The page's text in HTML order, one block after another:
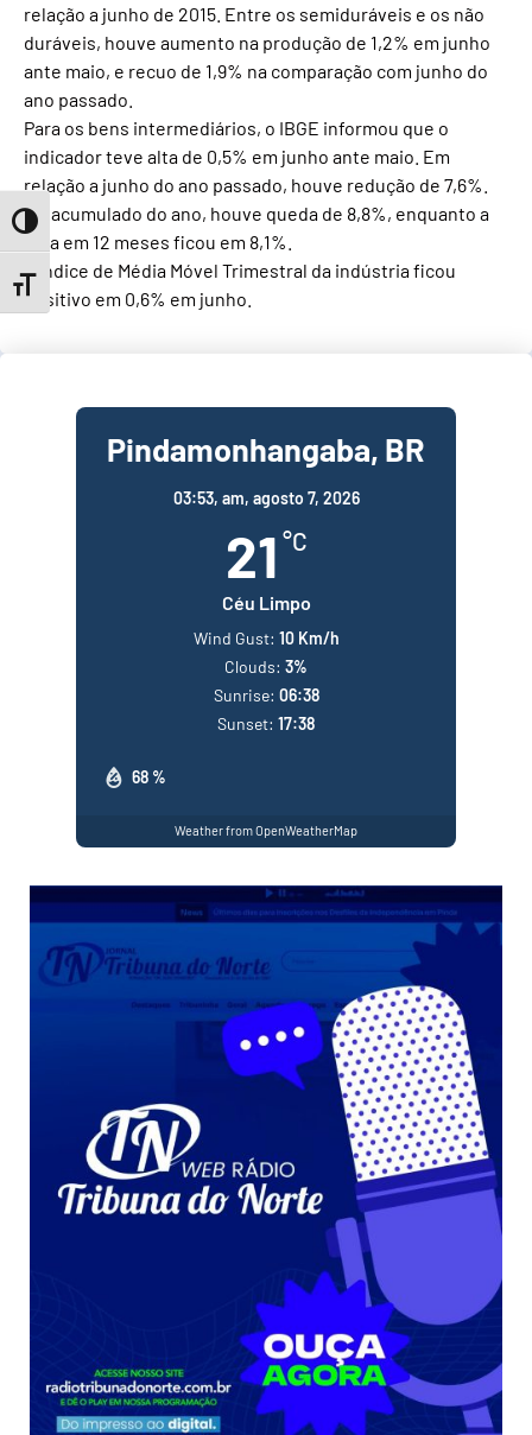
Toggle High Contrast
Toggle Font size
relação a junho de 2015. Entre os semiduráveis e os não
duráveis, houve aumento na produção de 1,2% em junho
ante maio, e recuo de 1,9% na comparação com junho do
ano passado.
Para os bens intermediários, o IBGE informou que o
indicador teve alta de 0,5% em junho ante maio. Em
relação a junho do ano passado, houve redução de 7,6%.
No acumulado do ano, houve queda de 8,8%, enquanto a
taxa em 12 meses ficou em 8,1%.
O índice de Média Móvel Trimestral da indústria ficou
positivo em 0,6% em junho.
Pindamonhangaba, BR
03:53, am, agosto 7, 2026
21 °C
Céu Limpo
68 %
Wind Gust: 10 Km/h
Clouds: 3%
Sunrise: 06:38
Sunset: 17:38
Weather from OpenWeatherMap